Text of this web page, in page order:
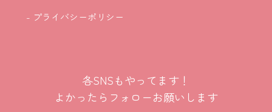
- プライバシーポリシー
各SNSもやってます！
よかったらフォローお願いします